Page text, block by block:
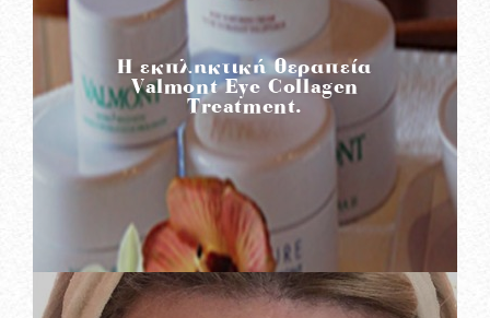
Η εκπληκτική θεραπεία
Valmont Eye Collagen
Treatment.